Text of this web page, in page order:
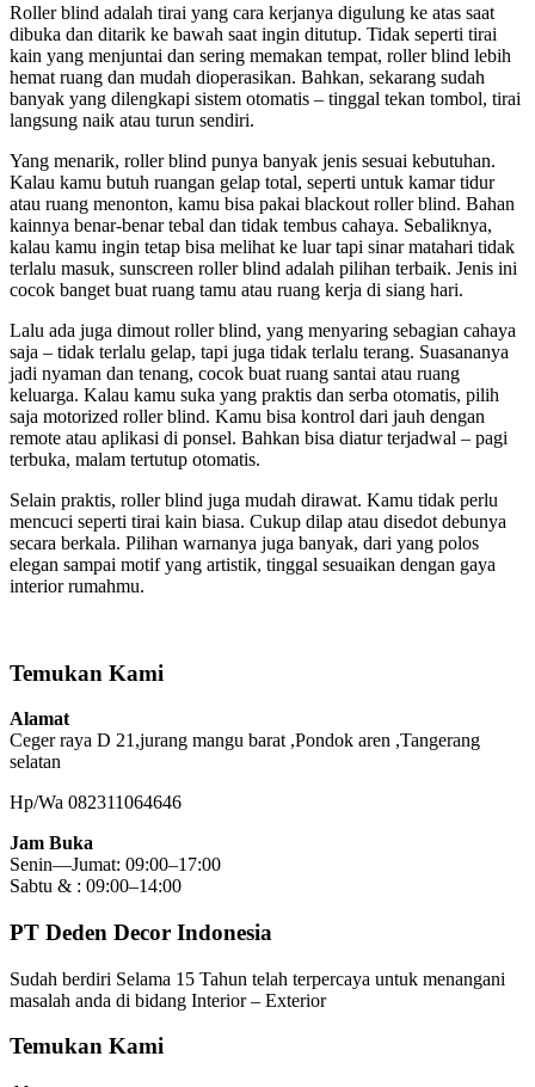
Roller blind adalah tirai yang cara kerjanya digulung ke atas saat
dibuka dan ditarik ke bawah saat ingin ditutup. Tidak seperti tirai
kain yang menjuntai dan sering memakan tempat, roller blind lebih
hemat ruang dan mudah dioperasikan. Bahkan, sekarang sudah
banyak yang dilengkapi sistem otomatis – tinggal tekan tombol, tirai
langsung naik atau turun sendiri.
Yang menarik, roller blind punya banyak jenis sesuai kebutuhan.
Kalau kamu butuh ruangan gelap total, seperti untuk kamar tidur
atau ruang menonton, kamu bisa pakai blackout roller blind. Bahan
kainnya benar-benar tebal dan tidak tembus cahaya. Sebaliknya,
kalau kamu ingin tetap bisa melihat ke luar tapi sinar matahari tidak
terlalu masuk, sunscreen roller blind adalah pilihan terbaik. Jenis ini
cocok banget buat ruang tamu atau ruang kerja di siang hari.
Lalu ada juga dimout roller blind, yang menyaring sebagian cahaya
saja – tidak terlalu gelap, tapi juga tidak terlalu terang. Suasananya
jadi nyaman dan tenang, cocok buat ruang santai atau ruang
keluarga. Kalau kamu suka yang praktis dan serba otomatis, pilih
saja motorized roller blind. Kamu bisa kontrol dari jauh dengan
remote atau aplikasi di ponsel. Bahkan bisa diatur terjadwal – pagi
terbuka, malam tertutup otomatis.
Selain praktis, roller blind juga mudah dirawat. Kamu tidak perlu
mencuci seperti tirai kain biasa. Cukup dilap atau disedot debunya
secara berkala. Pilihan warnanya juga banyak, dari yang polos
elegan sampai motif yang artistik, tinggal sesuaikan dengan gaya
interior rumahmu.
Temukan Kami
Alamat
Ceger raya D 21,jurang mangu barat ,Pondok aren ,Tangerang
selatan
Hp/Wa 082311064646
Jam Buka
Senin—Jumat: 09:00–17:00
Sabtu & : 09:00–14:00
PT Deden Decor Indonesia
Sudah berdiri Selama 15 Tahun telah terpercaya untuk menangani
masalah anda di bidang Interior – Exterior
Temukan Kami